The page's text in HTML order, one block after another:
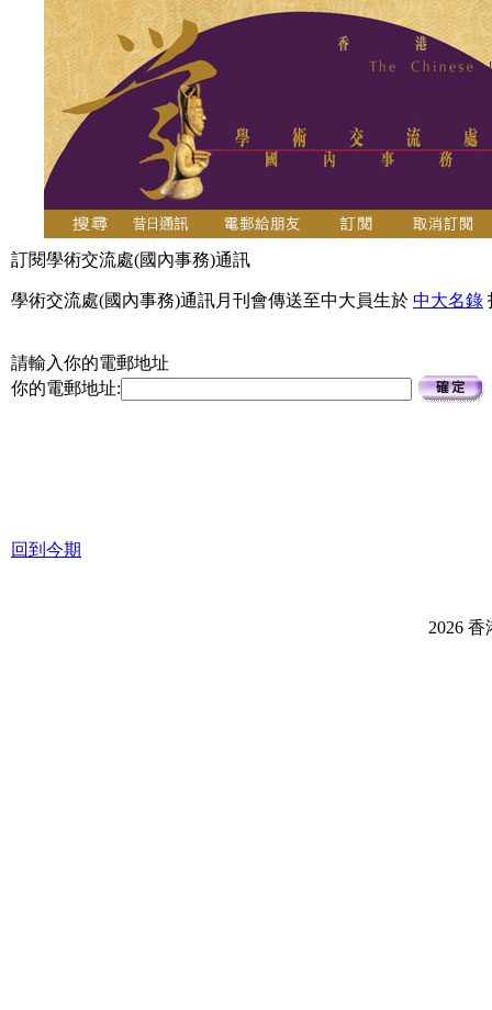
訂閱學術交流處(國內事務)通訊
學術交流處(國內事務)通訊月刊會傳送至中大員生於 中大名錄
請輸入你的電郵地址
你的電郵地址:
回到今期
2026